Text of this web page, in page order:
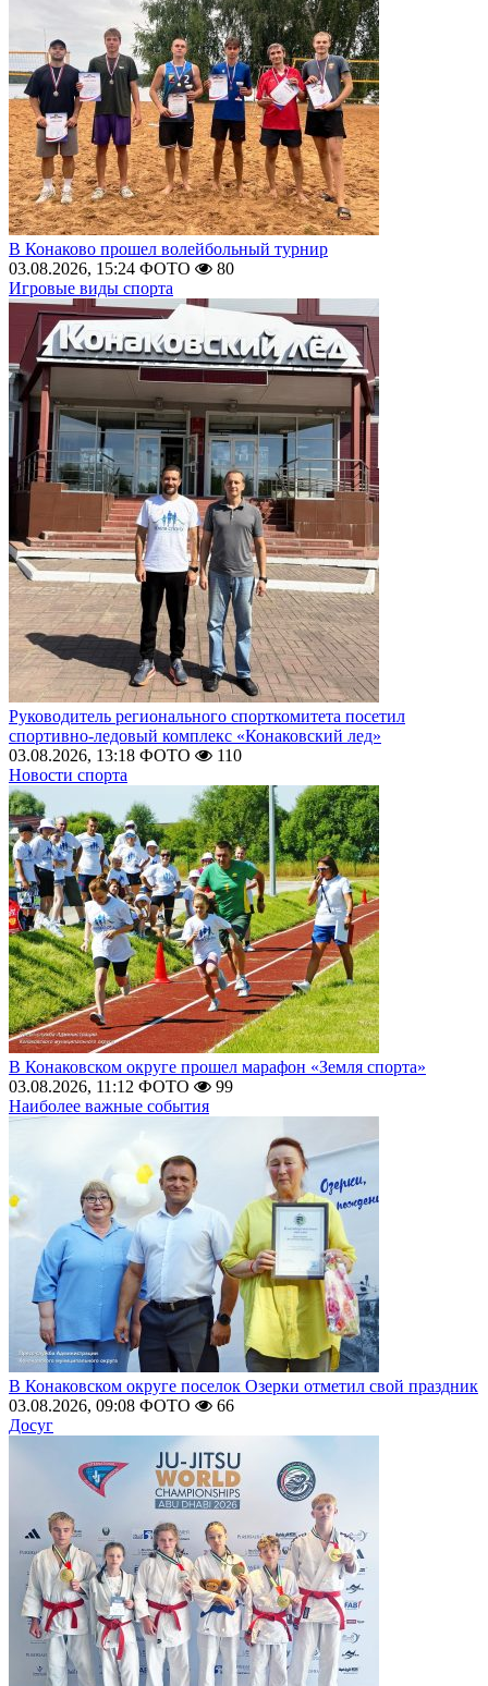
В Конаково прошел волейбольный турнир
03.08.2026, 15:24 ФОТО
80
Игровые виды спорта
Руководитель регионального спорткомитета посетил
спортивно-ледовый комплекс «Конаковский лед»
03.08.2026, 13:18 ФОТО
110
Новости спорта
В Конаковском округе прошел марафон «Земля спорта»
03.08.2026, 11:12 ФОТО
99
Наиболее важные события
В Конаковском округе поселок Озерки отметил свой праздник
03.08.2026, 09:08 ФОТО
66
Досуг